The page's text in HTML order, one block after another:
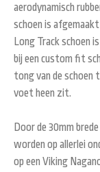
aerodynamisch
schoen is
Long Track schoen
bij een custom fit
tong van de schoen
voet heen zit.
Door de 30mm
worden op allerlei
op een Viking